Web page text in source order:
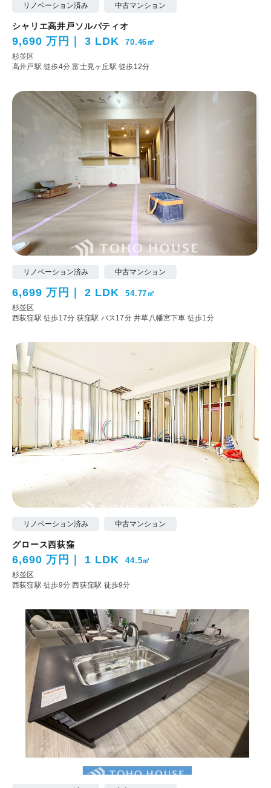
リノベーション済み 中古マンション
シャリエ高井戸ソルパティオ
9,690 万円 3 LDK 70.46㎡
杉並区
高井戸駅 徒歩4分富士見ヶ丘駅 徒歩12分
リノベーション済み 中古マンション
6,699 万円 2 LDK 54.77㎡
杉並区
西荻窪駅 徒歩17分 荻窪駅 バス17分 井草八幡宮下車 徒歩1分
リノベーション済み 中古マンション
グロース西荻窪
6,690 万円 1 LDK 44.5㎡
杉並区
西荻窪駅 徒歩9分西荻窪駅 徒歩9分